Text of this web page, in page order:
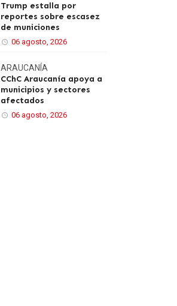
Trump estalla por
reportes sobre escasez
de municiones
06 agosto, 2026
ARAUCANÍA
CChC Araucanía apoya a
municipios y sectores
afectados
06 agosto, 2026